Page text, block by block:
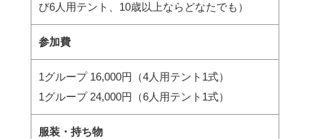
び6人用テント、10歳以上ならどなたでも）
参加費
1グループ 16,000円（4人用テント1式）
1グループ 24,000円（6人用テント1式）
服装・持ち物